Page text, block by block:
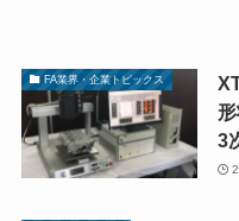
FA業界・企業トピックス
3